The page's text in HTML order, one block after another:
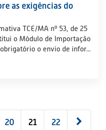
as exigências do
TCE/MA nº 53, de 25
o Módulo de Importação
o envio de infor...
20 21 22